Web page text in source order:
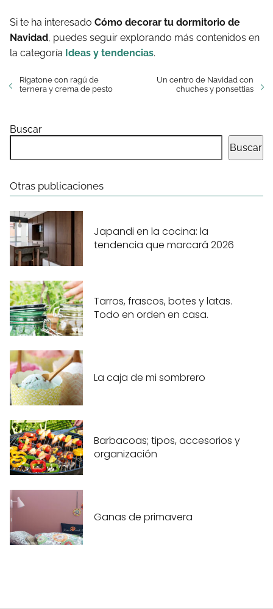
Si te ha interesado Cómo decorar tu dormitorio de
Navidad, puedes seguir explorando más contenidos en
la categoría Ideas y tendencias.
Rigatone con ragú de
ternera y crema de pesto
Un centro de Navidad con
chuches y ponsettias
Buscar
Buscar
Otras publicaciones
Japandi en la cocina: la
tendencia que marcará 2026
Tarros, frascos, botes y latas.
Todo en orden en casa.
La caja de mi sombrero
Barbacoas; tipos, accesorios y
organización
Ganas de primavera